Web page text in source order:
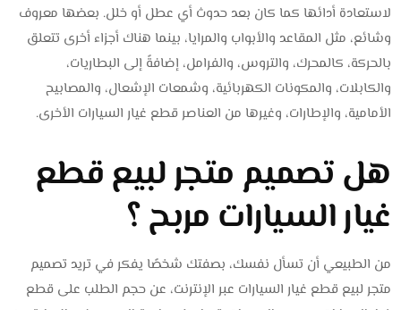
لاستعادة أدائها كما كان بعد حدوث أي عطل أو خلل. بعضها معروف
وشائع، مثل المقاعد والأبواب والمرايا، بينما هناك أجزاء أخرى تتعلق
بالحركة، كالمحرك، والتروس، والفرامل، إضافةً إلى البطاريات،
والكابلات، والمكونات الكهربائية، وشمعات الإشعال، والمصابيح
الأمامية، والإطارات، وغيرها من العناصر قطع غيار السيارات الأخرى.
هل تصميم متجر لبيع قطع
غيار السيارات مربح ؟
من الطبيعي أن تسأل نفسك، بصفتك شخصًا يفكر في تريد تصميم
متجر لبيع قطع غيار السيارات عبر الإنترنت، عن حجم الطلب على قطع